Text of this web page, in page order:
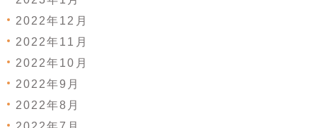
2022年12月
2022年11月
2022年10月
2022年9月
2022年8月